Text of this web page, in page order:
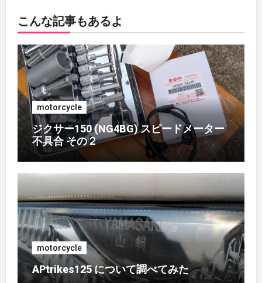
こんな記事もあるよ
motorcycle
ジクサー150 (NG4BG) スピードメーター
不具合 その２
motorcycle
APtrikes125 について調べてみた